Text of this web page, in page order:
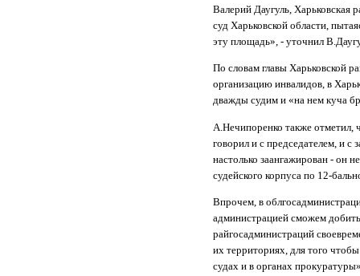
Валерий Даугуль, Харьковская
суд Харьковской области,
эту площадь», - уточнил
По словам главы Харьковской
организацию инвалидов, в
дважды судим и «на нем куча
А.Нечипоренко также отметил,
говорил и с председателем, и с
настолько заангажирован - он
судейского корпуса по 12-
Впрочем, в
администрацией сможем
райгосадминистраций
их территориях, для того
судах и в органах